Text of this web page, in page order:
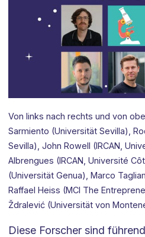
Von links nach rechts und von
Sarmiento (Universität Sevilla),
Sevilla), John Rowell (IRCAN,
Albrengues (IRCAN, Université
(Universität Genua), Marco
Raffael Heiss (MCI The
Ždralević (Universität von
Diese Forscher sind